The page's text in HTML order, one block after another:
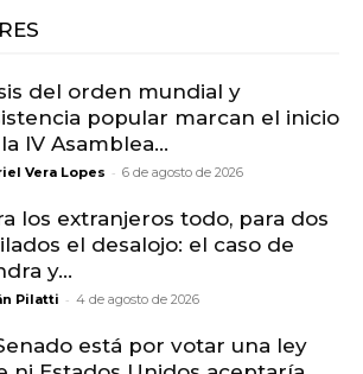
del orden mundial y
popular marcan el inicio
IV Asamblea...
Vera Lopes - 6 de agosto de 2026
los extranjeros todo, para dos
el desalojo: el caso de
y...
Pilatti - 4 de agosto de 2026
está por votar una ley